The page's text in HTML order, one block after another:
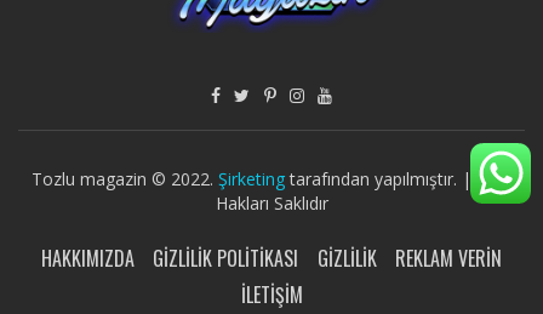
Tozlu magazin © 2022. Şirketingtarafından yapılmıştır. | Tüm
Hakları Saklıdır
HAKKIMIZDA GIZLILIK POLITIKASI GIZLILIK
REKLAM VERIN
İLETIŞIM